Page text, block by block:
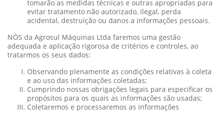
tomarão as medidas técnicas e outras apropriadas para
evitar tratamento não autorizado, ilegal, perda
acidental, destruição ou danos a informações pessoais.
NÓS da Agrosul Máquinas Ltda faremos uma gestão
adequada e aplicação rigorosa de critérios e controles, ao
tratarmos os seus dados:
Observando plenamente as condições relativas à coleta
e ao uso das informações coletadas;
Cumprindo nossas obrigações legais para especificar os
propósitos para os quais as informações são usadas;
Coletaremos e processaremos as informações